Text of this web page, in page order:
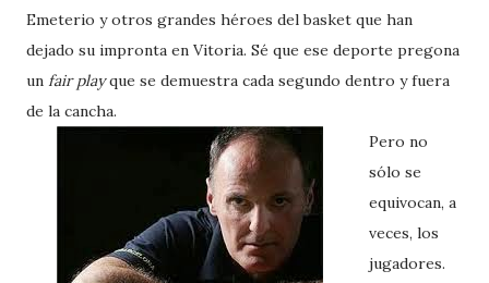
Emeterio y otros grandes héroes del basket que han
dejado su impronta en Vitoria. Sé que ese deporte pregona
un fair playque se demuestra cada segundo dentro y fuera
de la cancha.
Pero no
sólo se
equivocan, a
veces, los
jugadores.